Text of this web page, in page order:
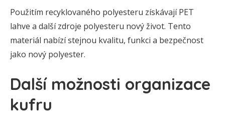
Použitím recyklovaného polyesteru získávají PET
lahve a další zdroje polyesteru nový život. Tento
materiál nabízí stejnou kvalitu, funkci a bezpečnost
jako nový polyester.
Další možnosti organizace
kufru